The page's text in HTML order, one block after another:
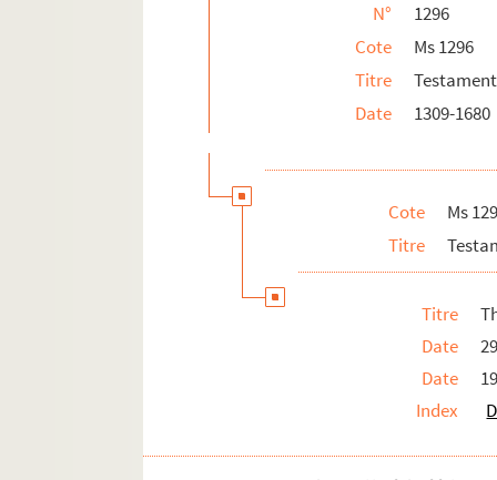
Ms 1296-17. Testaments provenant
Ms 1296-18. Testaments provenant
Ms 1296-19. Testaments provenant
N°
1296
Cote
Ms 1296
Titre
Date
1309-1680
Cote
Ms
Titre
Titre
Date
Date
Index